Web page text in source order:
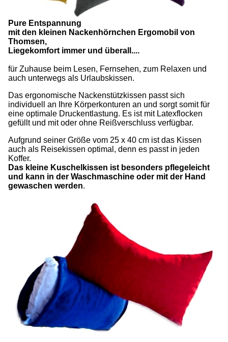
Pure Entspannung
mit den kleinen Nackenhörnchen Ergomobil von
Thomsen,
Liegekomfort immer und überall....
für Zuhause beim Lesen, Fernsehen, zum Relaxen und
auch unterwegs als Urlaubskissen.
Das ergonomische Nackenstützkissen passt sich
individuell an Ihre Körperkonturen an und sorgt somit für
eine optimale Druckentlastung. Es ist mit Latexflocken
gefüllt und mit oder ohne Reißverschluss verfügbar.
Aufgrund seiner Größe vom 25 x 40 cm ist das Kissen
auch als Reisekissen optimal, denn es passt in jeden
Koffer.
Das kleine Kuschelkissen ist besonders pflegeleicht
und kann in der Waschmaschine oder mit der Hand
gewaschen werden.